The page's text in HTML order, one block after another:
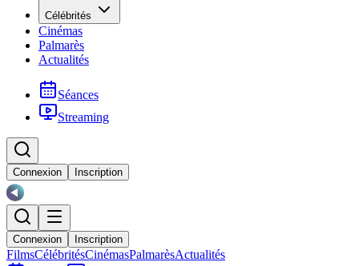
Célébrités
Cinémas
Palmarès
Actualités
Séances
Streaming
Connexion Inscription
Connexion Inscription
FilmsCélébritésCinémasPalmarèsActualités